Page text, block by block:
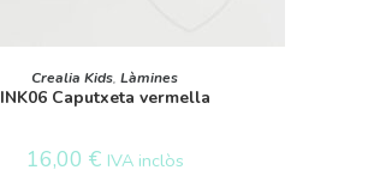
AFEGEIX A LA CISTELLA
Crealia Kids, Làmines
INK06 Caputxeta vermella
16,00 € IVA inclòs